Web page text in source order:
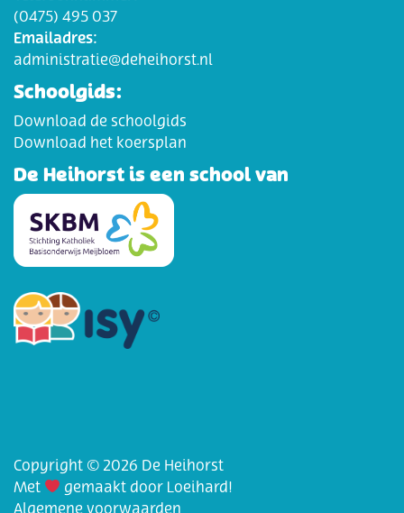
(0475) 495 037
Emailadres:
administratie@deheihorst.nl
Schoolgids:
Download de schoolgids
Download het koersplan
De Heihorst is een school van
Copyright © 2026 De Heihorst
Met
gemaakt door Loeihard!
Algemene voorwaarden